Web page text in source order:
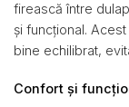
firească între
și funcțional.
bine echilibrat,
Confort și